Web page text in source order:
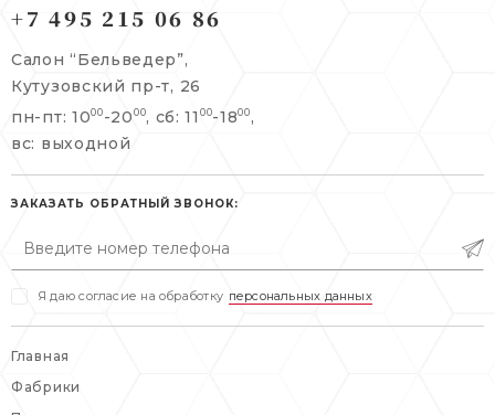
info@belveder-e.ru
пн-пт: 10:00-20:00
сб, вс: выходной
Берсеневский переулок, 3/10с7
+7 495 477 45 43
info@belveder-e.ru
пн-пт: 10:00-19:00
сб: выходной
+7 495 215 06 86
Салон “Бельведер”,
Кутузовский пр-т, 26
пн-пт: 1000 -20 00, сб: 11 00-1800 ,
вс: выходной
ЗАКАЗАТЬ ОБРАТНЫЙ ЗВОНОК:
Я даю согласие на обработку персональных данных
Главная
Фабрики